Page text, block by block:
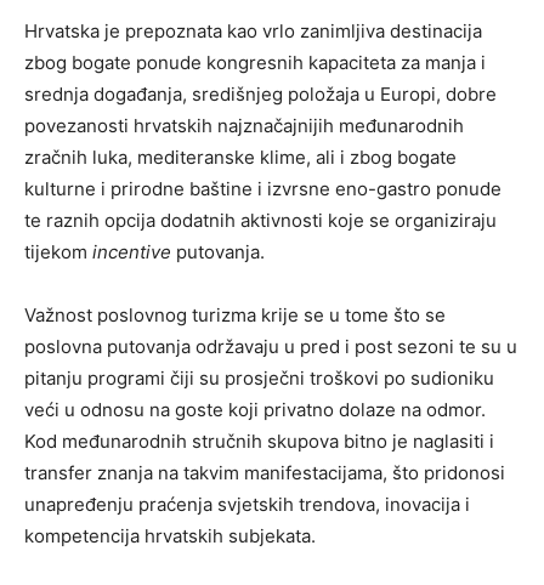
Hrvatska je prepoznata kao vrlo zanimljiva destinacija
zbog bogate ponude kongresnih kapaciteta za manja i
srednja događanja, središnjeg položaja u Europi, dobre
povezanosti hrvatskih najznačajnijih međunarodnih
zračnih luka, mediteranske klime, ali i zbog bogate
kulturne i prirodne baštine i izvrsne eno-gastro ponude
te raznih opcija dodatnih aktivnosti koje se organiziraju
tijekom incentive putovanja.
Važnost poslovnog turizma krije se u tome što se
poslovna putovanja održavaju u pred i post sezoni te su u
pitanju programi čiji su prosječni troškovi po sudioniku
veći u odnosu na goste koji privatno dolaze na odmor.
Kod međunarodnih stručnih skupova bitno je naglasiti i
transfer znanja na takvim manifestacijama, što pridonosi
unapređenju praćenja svjetskih trendova, inovacija i
kompetencija hrvatskih subjekata.